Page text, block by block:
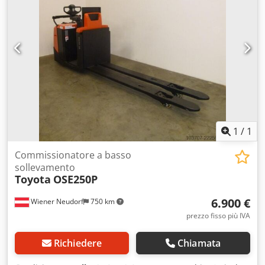
1 / 1
Wiener Neudorf 750 km
Commissionatore a basso
sollevamento
Toyota OSE250P
6.900 €
prezzo fisso più IVA
Richiedere Chiamata